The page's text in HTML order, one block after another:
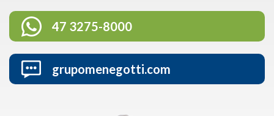
47 3275-8000
grupomenegotti.com